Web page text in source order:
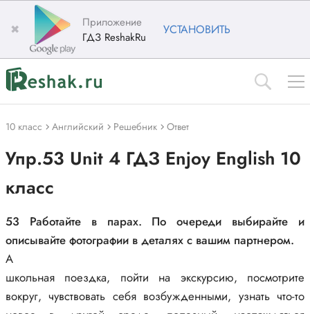
✖
Приложение
ГДЗ ReshakRu
УСТАНОВИТЬ
10 класс Английский Решебник Ответ
Упр.53 Unit 4 ГДЗ Enjoy English 10
класс
53 Работайте в парах. По очереди выбирайте и
описывайте фотографии в деталях с вашим партнером.
A
школьная поездка, пойти на экскурсию, посмотрите
вокруг, чувствовать себя возбужденными, узнать что-то